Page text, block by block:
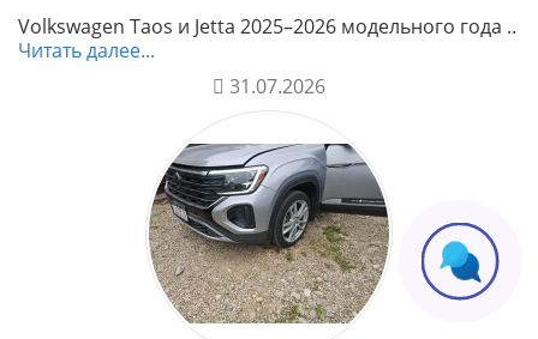
Volkswagen Taos и Jetta 2025–2026 модельного года ..
Читать далее...
31.07.2026